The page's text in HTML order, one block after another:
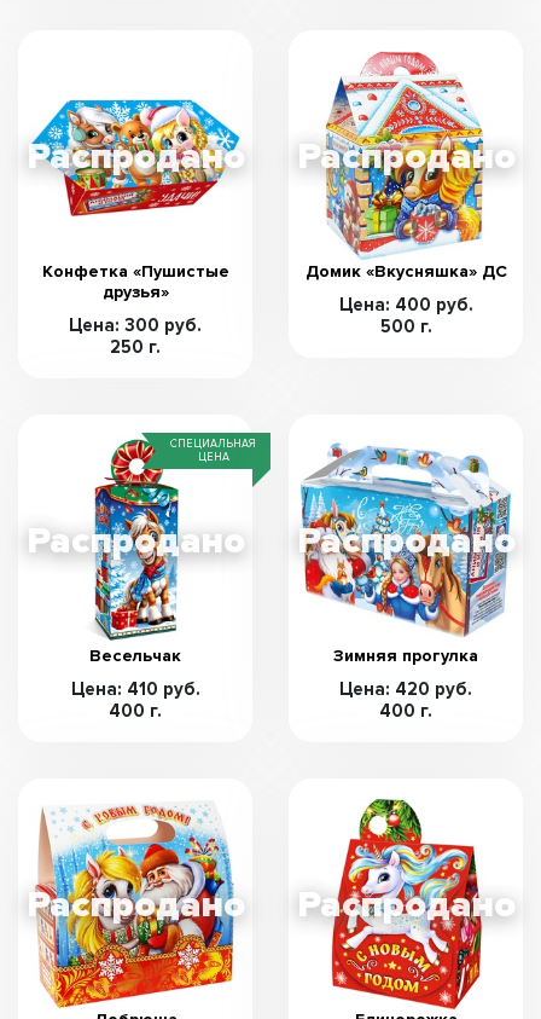
Конфетка «Пушистые
друзья»
Цена: 300 руб.
250 г.
Домик «Вкусняшка» ДС
Цена: 400 руб.
500 г.
СПЕЦИАЛЬНАЯ
ЦЕНА
Весельчак
Цена: 410 руб.
400 г.
Зимняя прогулка
Цена: 420 руб.
400 г.